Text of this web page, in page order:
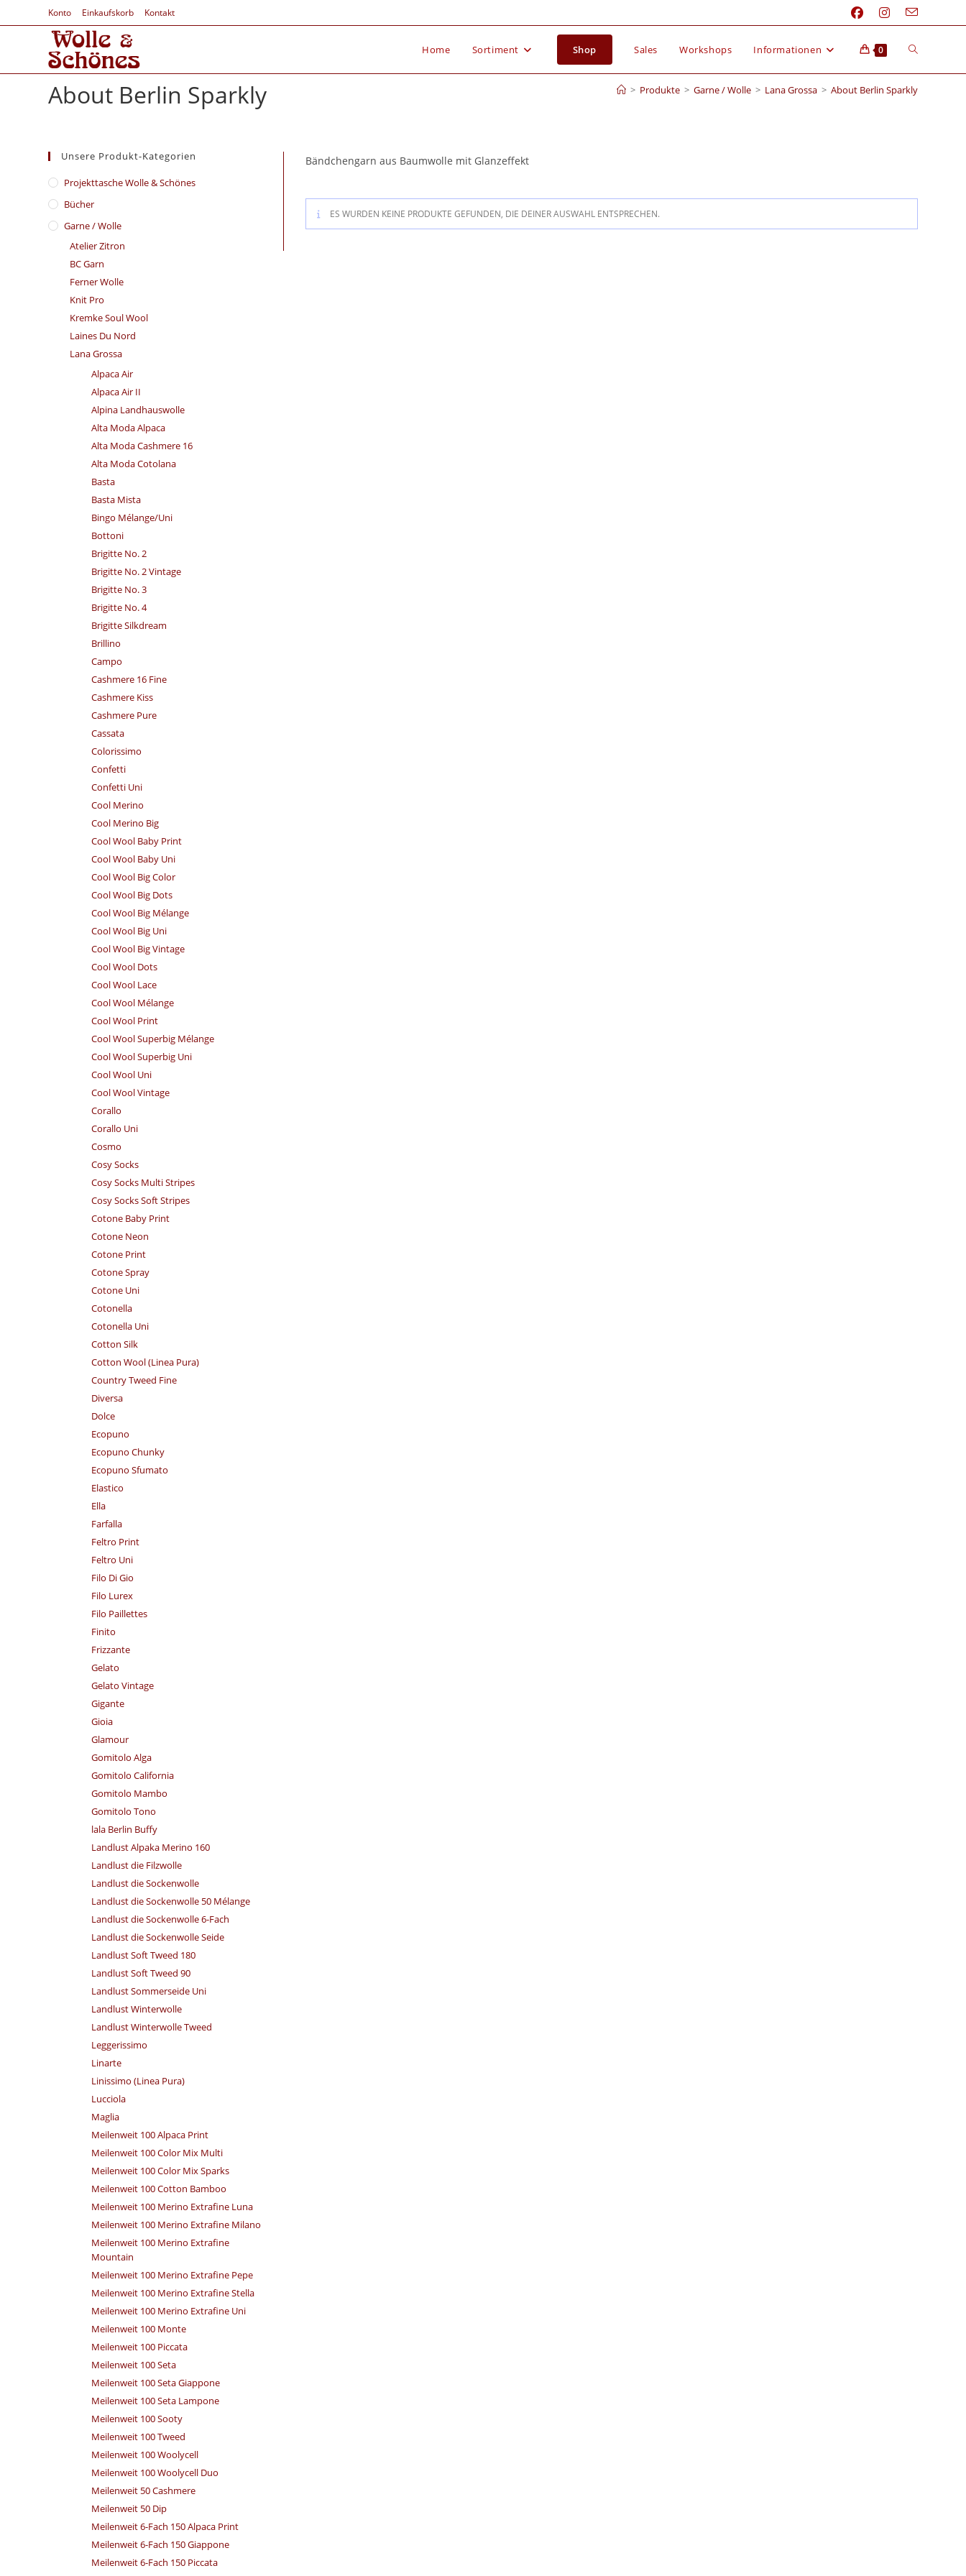
Konto Einkaufskorb Kontakt
Home Sortiment Shop Sales Workshops Informationen 0
About Berlin Sparkly > Produkte > Garne / Wolle > Lana Grossa > About Berlin Sparkly
Bändchengarn aus Baumwolle mit Glanzeffekt
ES WURDEN KEINE PRODUKTE GEFUNDEN, DIE DEINER AUSWAHL ENTSPRECHEN.
Unsere Produkt-Kategorien
​Projekttasche Wolle & Schönes
Bücher
Garne / Wolle
Atelier Zitron
BC Garn
Ferner Wolle
Knit Pro
Kremke Soul Wool
Laines Du Nord
Lana Grossa
Alpaca Air
Alpaca Air II
Alpina Landhauswolle
Alta Moda Alpaca
Alta Moda Cashmere 16
Alta Moda Cotolana
Basta
Basta Mista
Bingo Mélange/​Uni
Bottoni
Brigitte No. 2
Brigitte No. 2 Vintage
Brigitte No. 3
Brigitte No. 4
Brigitte Silkdream
Brillino
Campo
Cashmere 16 Fine
Cashmere Kiss
Cashmere Pure
Cassata
Colorissimo
Confetti
Confetti Uni
Cool Merino
Cool Merino Big
Cool Wool Baby Print
Cool Wool Baby Uni
Cool Wool Big Color
Cool Wool Big Dots
Cool Wool Big Mélange
Cool Wool Big Uni
Cool Wool Big Vintage
Cool Wool Dots
Cool Wool Lace
Cool Wool Mélange
Cool Wool Print
Cool Wool Superbig Mélange
Cool Wool Superbig Uni
Cool Wool Uni
Cool Wool Vintage
Corallo
Corallo Uni
Cosmo
Cosy Socks
Cosy Socks Multi Stripes
Cosy Socks Soft Stripes
Cotone Baby Print
Cotone Neon
Cotone Print
Cotone Spray
Cotone Uni
Cotonella
Cotonella Uni
Cotton Silk
Cotton Wool (Linea Pura)
Country Tweed Fine
Diversa
Dolce
Ecopuno
Ecopuno Chunky
Ecopuno Sfumato
Elastico
Ella
Farfalla
Feltro Print
Feltro Uni
Filo Di Gio
Filo Lurex
Filo Paillettes
Finito
Frizzante
Gelato
Gelato Vintage
Gigante
Gioia
Glamour
Gomitolo Alga
Gomitolo California
Gomitolo Mambo
Gomitolo Tono
lala Berlin Buffy
Landlust Alpaka Merino 160
Landlust die Filzwolle
Landlust die Sockenwolle
Landlust die Sockenwolle 50 Mélange
Landlust die Sockenwolle 6-Fach
Landlust die Sockenwolle Seide
Landlust Soft Tweed 180
Landlust Soft Tweed 90
Landlust Sommerseide Uni
Landlust Winterwolle
Landlust Winterwolle Tweed
Leggerissimo
Linarte
Linissimo (Linea Pura)
Lucciola
Maglia
Meilenweit 100 Alpaca Print
Meilenweit 100 Color Mix Multi
Meilenweit 100 Color Mix Sparks
Meilenweit 100 Cotton Bamboo
Meilenweit 100 Merino Extrafine Luna
Meilenweit 100 Merino Extrafine Milano
Meilenweit 100 Merino Extrafine
Mountain
Meilenweit 100 Merino Extrafine Pepe
Meilenweit 100 Merino Extrafine Stella
Meilenweit 100 Merino Extrafine Uni
Meilenweit 100 Monte
Meilenweit 100 Piccata
Meilenweit 100 Seta
Meilenweit 100 Seta Giappone
Meilenweit 100 Seta Lampone
Meilenweit 100 Sooty
Meilenweit 100 Tweed
Meilenweit 100 Woolycell
Meilenweit 100 Woolycell Duo
Meilenweit 50 Cashmere
Meilenweit 50 Dip
Meilenweit 6-Fach 150 Alpaca Print
Meilenweit 6-Fach 150 Giappone
Meilenweit 6-Fach 150 Piccata